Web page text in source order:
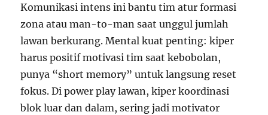
Komunikasi intens ini bantu tim atur formasi
zona atau man-to-man saat unggul jumlah
lawan berkurang. Mental kuat penting: kiper
harus positif motivasi tim saat kebobolan,
punya “short memory” untuk langsung reset
fokus. Di power play lawan, kiper koordinasi
blok luar dan dalam, sering jadi motivator